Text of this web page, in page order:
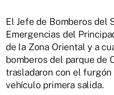
El Jefe de Bomberos del
Emergencias del
de la Zona Oriental y a
bomberos del parque de
trasladaron con el
vehículo primera salida.